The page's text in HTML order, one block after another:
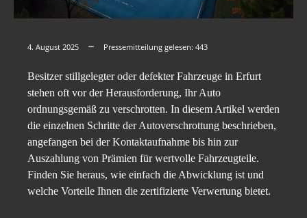
4. August 2025 Pressemitteilung gelesen: 443
Besitzer stillgelegter oder defekter Fahrzeuge in Erfurt
stehen oft vor der Herausforderung, Ihr Auto
ordnungsgemäß zu verschrotten. In diesem Artikel werden
die einzelnen Schritte der Autoverschrottung beschrieben,
angefangen bei der Kontaktaufnahme bis hin zur
Auszahlung von Prämien für wertvolle Fahrzeugteile.
Finden Sie heraus, wie einfach die Abwicklung ist und
welche Vorteile Ihnen die zertifizierte Verwertung bietet.